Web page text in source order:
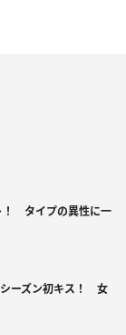
！ タイプの異性に一
シーズン初キス！ 女